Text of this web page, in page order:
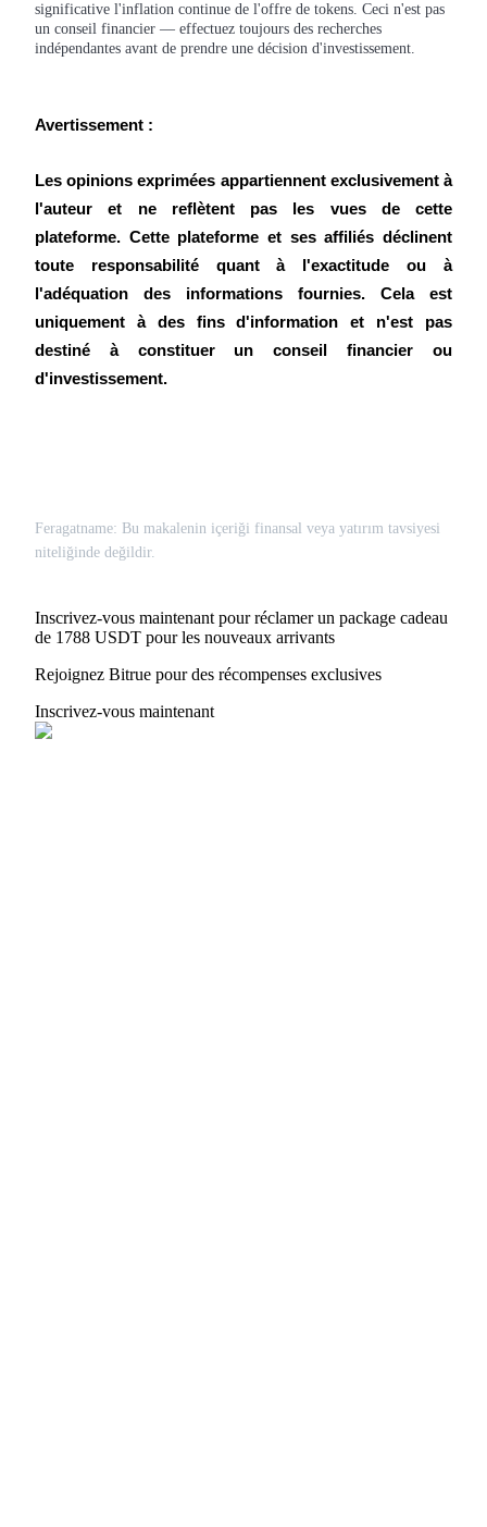
significative l'inflation continue de l'offre de tokens. Ceci n'est pas
un conseil financier — effectuez toujours des recherches
indépendantes avant de prendre une décision d'investissement.
Avertissement :
Les opinions exprimées appartiennent exclusivement à
l'auteur et ne reflètent pas les vues de cette
plateforme. Cette plateforme et ses affiliés déclinent
toute responsabilité quant à l'exactitude ou à
l'adéquation des informations fournies. Cela est
uniquement à des fins d'information et n'est pas
destiné à constituer un conseil financier ou
d'investissement.
Feragatname: Bu makalenin içeriği finansal veya yatırım tavsiyesi
niteliğinde değildir.
Inscrivez-vous maintenant pour réclamer un package cadeau
de 1788 USDT pour les nouveaux arrivants
Rejoignez Bitrue pour des récompenses exclusives
Inscrivez-vous maintenant